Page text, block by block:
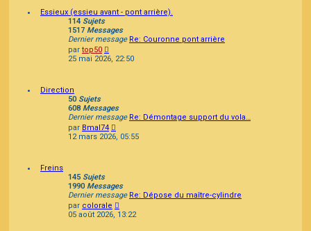
Essieux (essieu avant - pont arrière).
114 Sujets
1517 Messages
Dernier message Re: Couronne pont arrière
par top50
le
dernier
25 mai 2026, 22:50
Direction
50 Sujets
608 Messages
Dernier message Re: Démontage support du vola…
par Bmal74
le
dernier
12 mars 2026, 05:55
Freins
145 Sujets
1990Messages
Dernier message Re: Dépose du maître-cylindre
par colorale
le
05 août 2026, 13:22